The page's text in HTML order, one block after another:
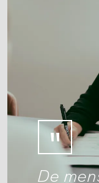
De